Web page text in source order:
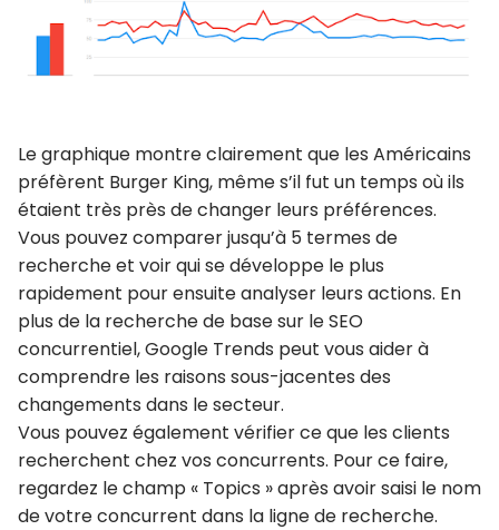
Le graphique montre clairement que les Américains
préfèrent Burger King, même s’il fut un temps où ils
étaient très près de changer leurs préférences.
Vous pouvez comparer jusqu’à 5 termes de
recherche et voir qui se développe le plus
rapidement pour ensuite analyser leurs actions. En
plus de la recherche de base sur le SEO
concurrentiel, Google Trends peut vous aider à
comprendre les raisons sous-jacentes des
changements dans le secteur.
Vous pouvez également vérifier ce que les clients
recherchent chez vos concurrents. Pour ce faire,
regardez le champ « Topics » après avoir saisi le nom
de votre concurrent dans la ligne de recherche.